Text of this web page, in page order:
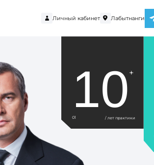
Личный кабинет Лабытнанги
10 +
01 / лет практики